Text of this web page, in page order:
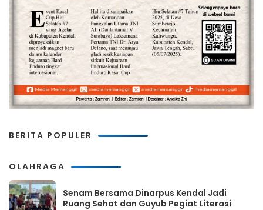
BERITA POPULER
OLAHRAGA
Senam Bersama Dinarpus Kendal Jadi
Ruang Sehat dan Guyub Pegiat Literasi